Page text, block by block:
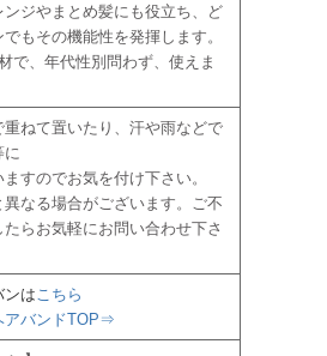
ジやまとめ髪にも役立ち、ど
もその機能性を発揮します。
で、年代性別問わず、使えま
重ねて置いたり、汗や雨などで
に
すのでお気を付け下さい。
異なる場合がございます。ご不
らお気軽にお問い合わせ下さ
ンはこちら
アバンドTOP⇒